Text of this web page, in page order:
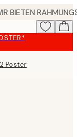
Poster